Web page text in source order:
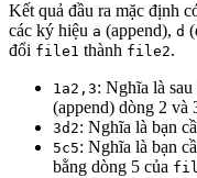
Kết quả đầu ra mặc định
các ký hiệu a (append), d
đổi file1 thành file2.
1a2,3: Nghĩa là sau
(append) dòng 2 và
3d2: Nghĩa là bạn
5c5: Nghĩa là bạn
bằng dòng 5 của